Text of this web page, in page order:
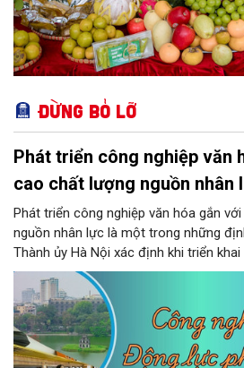
Đừng bỏ lỡ
Phát triển công nghiệp văn
cao chất lượng nguồn nhân
Phát triển công nghiệp văn hóa gắn
nguồn nhân lực là một trong những
Thành ủy Hà Nội xác định khi triển
động thực hiện các nghị quyết của Bộ
đào tạo, y tế và văn hóa. Theo kết
Văn Phong, Phó Bí thư Thành ủy, nhiều
bộ đã được đặt ra nhằm phát huy
dậy sức mạnh văn hóa và tạo nền